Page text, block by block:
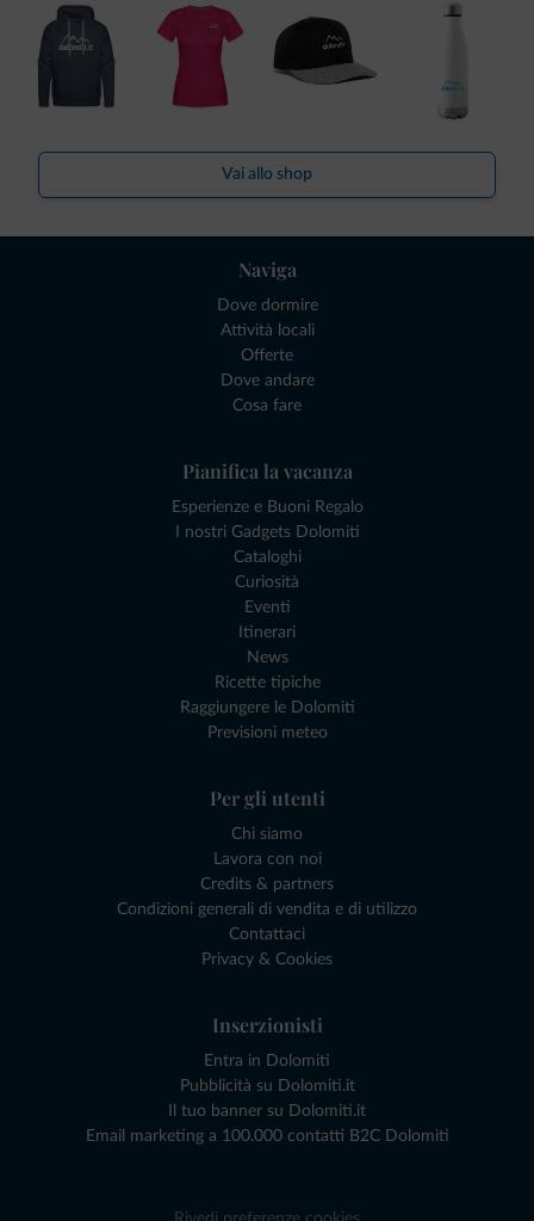
Vai allo shop
Naviga
Dove dormire
Attività locali
Offerte
Dove andare
Cosa fare
Pianifica la vacanza
Esperienze e Buoni Regalo
I nostri Gadgets Dolomiti
Cataloghi
Curiosità
Eventi
Itinerari
News
Ricette tipiche
Raggiungere le Dolomiti
Previsioni meteo
Per gli utenti
Chi siamo
Lavora con noi
Credits & partners
Condizioni generali di vendita e di utilizzo
Contattaci
Privacy & Cookies
Inserzionisti
Entra in Dolomiti
Pubblicità su Dolomiti.it
Il tuo banner su Dolomiti.it
Email marketing a 100.000 contatti B2C Dolomiti